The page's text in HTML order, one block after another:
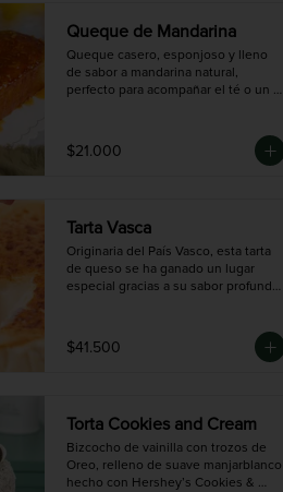
Queque de Mandarina
Queque casero, esponjoso y lleno
de sabor a mandarina natural,
perfecto para acompañar el té o un
da un toque fresco y cítrico
que te va a encantar. Rinde 8
$21.000
Tarta Vasca
Originaria del País Vasco, esta tarta
de queso se ha ganado un lugar
especial gracias a su sabor profundo
vasca se caracteriza por su exterior
quemado y ligeramente amargo, que
ofrece un sabor intenso y
equilibrado, perfecto para quienes
prefieren postres menos dulces y
con personalidad. Una experiencia
$41.500
Torta Cookies and Cream
Bizcocho de vainilla con trozos de
Oreo, relleno de suave manjarblanco
hecho con Hershey’s Cookies &